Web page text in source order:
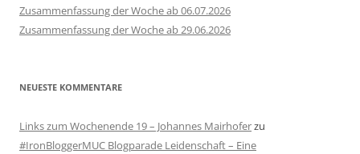
Zusammenfassung der Woche ab 06.07.2026
Zusammenfassung der Woche ab 29.06.2026
NEUESTE KOMMENTARE
Links zum Wochenende 19 – Johannes Mairhoferzu
#IronBloggerMUC Blogparade Leidenschaft – Eine